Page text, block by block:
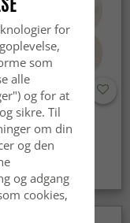
- Aranga
Fur (beige)
for
som
alle
og for at
sikre. Til
om din
og den
og adgang
cookies,